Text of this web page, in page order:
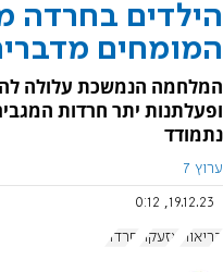
הילדים בחרדה
המומחים
המלחמה הנמשכת עלולה
ופעלתנות יתר חרדות
נתמודד
ערוץ 7
19.12.23, 0:12
בריאות אזעקה חרדה